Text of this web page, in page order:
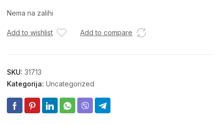
Nema na zalihi
Add to wishlist Add to compare
SKU: 31713
Kategorija: Uncategorized